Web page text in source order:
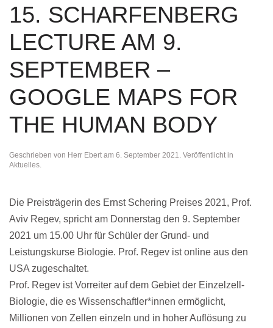
15. SCHARFENBERG
LECTURE AM 9.
SEPTEMBER –
GOOGLE MAPS FOR
THE HUMAN BODY
Geschrieben von Herr Ebertam 6. September 2021. Veröffentlicht in
Aktuelles.
Die Preisträgerin des Ernst Schering Preises 2021, Prof.
Aviv Regev, spricht am Donnerstag den 9. September
2021 um 15.00 Uhr für Schüler der Grund- und
Leistungskurse Biologie. Prof. Regev ist online aus den
USA zugeschaltet.
Prof. Regev ist Vorreiter auf dem Gebiet der Einzelzell-
Biologie, die es Wissenschaftler*innen ermöglicht,
Millionen von Zellen einzeln und in hoher Auflösung zu